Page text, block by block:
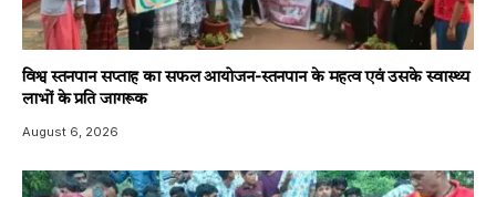
विश्व स्तनपान सप्ताह का सफल आयोजन-स्तनपान के महत्व एवं उसके स्वास्थ्य
लाभों के प्रति जागरूक
August 6, 2026